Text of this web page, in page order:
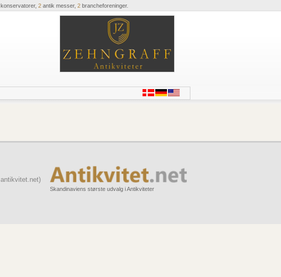
2antik messer, 2brancheforeninger.
Skandinaviens største udvalg i Antikviteter